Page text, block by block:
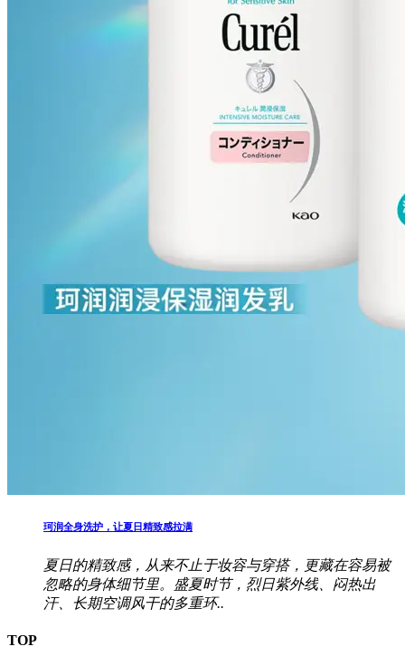
珂润全身洗护，让夏日精致感拉满
夏日的精致感，从来不止于妆容与穿搭，更藏在容易被
忽略的身体细节里。盛夏时节，烈日紫外线、闷热出
汗、长期空调风干的多重环..
TOP